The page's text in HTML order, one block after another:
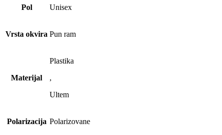
Pol Unisex
Vrsta okvira Pun ram
Materijal
Plastika
,
Ultem
Polarizacija Polarizovane